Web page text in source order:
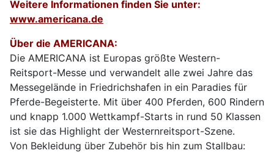
Weitere Informationen finden Sie unter:
www.americana.de
Über die AMERICANA:
Die AMERICANA ist Europas größte Western-
Reitsport-Messe und verwandelt alle zwei Jahre das
Messegelände in Friedrichshafen in ein Paradies für
Pferde-Begeisterte. Mit über 400 Pferden, 600 Rindern
und knapp 1.000 Wettkampf-Starts in rund 50 Klassen
ist sie das Highlight der Westernreitsport-Szene.
Von Bekleidung über Zubehör bis hin zum Stallbau: